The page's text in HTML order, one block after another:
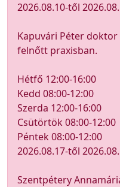
2026.08.10-től
Kapuvári Péter
felnőtt praxisban.
Hétfő 12:00-16:00
Kedd 08:00-12:00
Szerda 12:00-16:00
Csütörtök 08:00-12:00
Péntek 08:00-12:00
2026.08.17-től
Szentpétery